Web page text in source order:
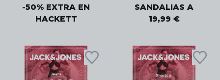
-50% EXTRA EN
HACKETT
SANDALIAS A
19,99 €